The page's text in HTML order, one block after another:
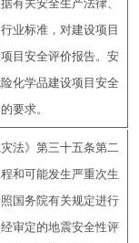
关安全生产法律、
业标准，对建设项目
目安全评价报告。安
化学品建设项目安全
要求。
法》第三十五条第二
和可能发生严重次生
国务院有关规定进行
审定的地震安全性评